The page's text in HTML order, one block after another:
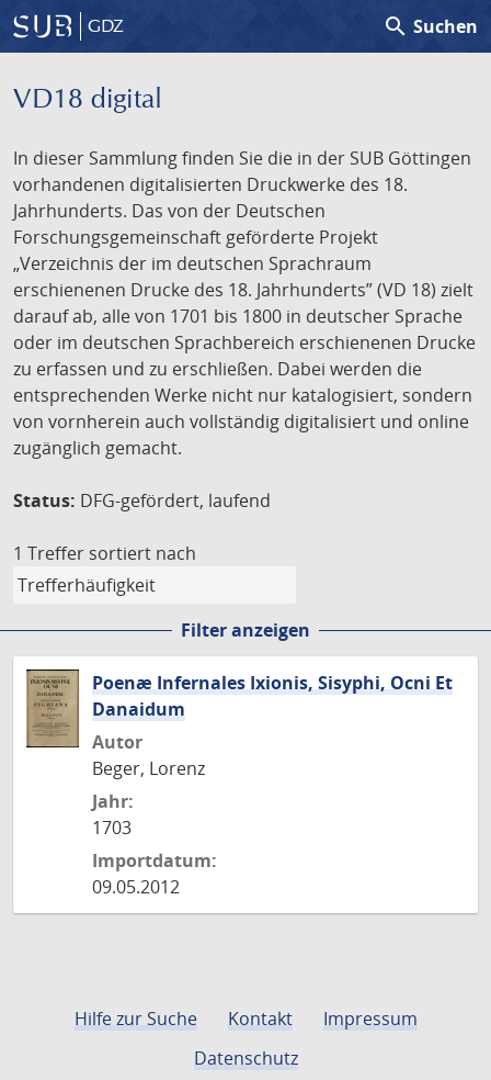
GDZ search Suchen
VD18 digital
In dieser Sammlung finden Sie die in der SUB Göttingen
vorhandenen digitalisierten Druckwerke des 18.
Jahrhunderts. Das von der Deutschen
Forschungsgemeinschaft geförderte Projekt
„Verzeichnis der im deutschen Sprachraum
erschienenen Drucke des 18. Jahrhunderts” (VD 18) zielt
darauf ab, alle von 1701 bis 1800 in deutscher Sprache
oder im deutschen Sprachbereich erschienenen Drucke
zu erfassen und zu erschließen. Dabei werden die
entsprechenden Werke nicht nur katalogisiert, sondern
von vornherein auch vollständig digitalisiert und online
zugänglich gemacht.
Status: DFG-gefördert, laufend
1 Treffer sortiert nach
Filter anzeigen
Poenæ Infernales Ixionis, Sisyphi, Ocni Et
Danaidum
Autor
Beger, Lorenz
Jahr:
1703
Importdatum:
09.05.2012
Hilfe zur Suche Kontakt
Impressum
Datenschutz